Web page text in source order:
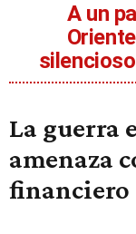
A un
La guerra
amenaza
financiero